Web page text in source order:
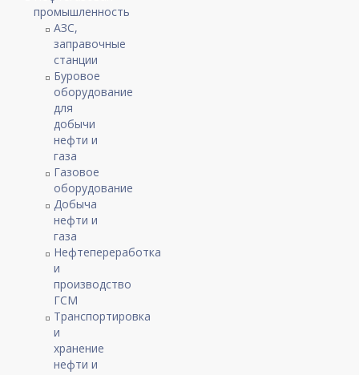
промышленность
АЗС,
заправочные
станции
Буровое
оборудование
для
добычи
нефти и
газа
Газовое
оборудование
Добыча
нефти и
газа
Нефтепереработка
и
производство
ГСМ
Транспортировка
и
хранение
нефти и